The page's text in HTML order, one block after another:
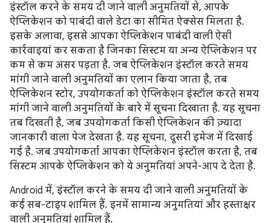
इंस्टॉल करने के समय दी जाने वाली अनुमतियों से, आपके
ऐप्लिकेशन को पाबंदी वाले डेटा का सीमित ऐक्सेस मिलता है.
इसके अलावा, इससे आपका ऐप्लिकेशन पाबंदी वाली ऐसी
कार्रवाइयां कर सकता है जिनका सिस्टम या अन्य ऐप्लिकेशन पर
कम से कम असर पड़ता है. जब ऐप्लिकेशन इंस्टॉल करते समय
मांगी जाने वाली अनुमतियों का एलान किया जाता है, तब
ऐप्लिकेशन स्टोर, उपयोगकर्ता को ऐप्लिकेशन इंस्टॉल करते समय
मांगी जाने वाली अनुमतियों के बारे में सूचना दिखाता है. यह सूचना
तब दिखती है, जब उपयोगकर्ता किसी ऐप्लिकेशन की ज़्यादा
जानकारी वाला पेज देखता है. यह सूचना, दूसरी इमेज में दिखाई
गई है. जब उपयोगकर्ता आपका ऐप्लिकेशन इंस्टॉल करता है, तब
सिस्टम आपके ऐप्लिकेशन को ये अनुमतियां अपने-आप दे देता है.
Android में, इंस्टॉल करने के समय दी जाने वाली अनुमतियों के
कई सब-टाइप शामिल हैं. इनमें सामान्य अनुमतियां और हस्ताक्षर
वाली अनुमतियां शामिल हैं.